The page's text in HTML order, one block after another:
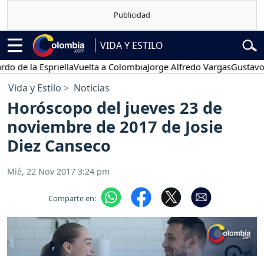
VIDA Y ESTILO
EspriellaVuelta a ColombiaJorge Alfredo VargasGustavo Petro
Vida y Estilo Noticias
Horóscopo del jueves 23 de
noviembre de 2017 de Josie
Diez Canseco
Mié, 22 Nov 2017 3:24 pm
Comparte en: